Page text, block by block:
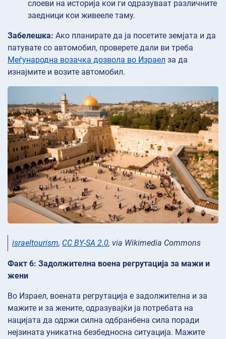
слоеви на историја кои ги одразуваат различните
заедници кои живееле таму.
Забелешка: Ако планирате да ја посетите земјата и да
патувате со автомобил, проверете дали ви треба
Меѓународна возачка дозвола во Израел за да
изнајмите и возите автомобил.
israeltourism, CC BY-SA 2.0, via Wikimedia Commons
Факт 6: Задолжителна воена регрутација за мажи и
жени
Во Израел, воената регрутација е задолжителна и за
мажите и за жените, одразувајќи ја потребата на
нацијата да одржи силна одбранбена сила поради
нејзината уникатна безбедносна ситуација. Мажите